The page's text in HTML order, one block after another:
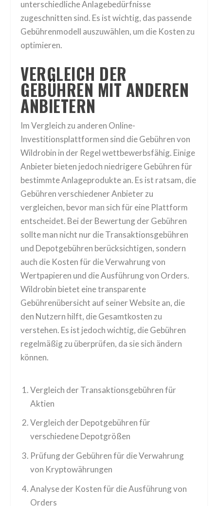
unterschiedliche Anlagebedürfnisse
zugeschnitten sind. Es ist wichtig, das passende
Gebührenmodell auszuwählen, um die Kosten zu
optimieren.
VERGLEICH DER
GEBÜHREN MIT ANDEREN
ANBIETERN
Im Vergleich zu anderen Online-
Investitionsplattformen sind die Gebühren von
Wildrobin in der Regel wettbewerbsfähig. Einige
Anbieter bieten jedoch niedrigere Gebühren für
bestimmte Anlageprodukte an. Es ist ratsam, die
Gebühren verschiedener Anbieter zu
vergleichen, bevor man sich für eine Plattform
entscheidet. Bei der Bewertung der Gebühren
sollte man nicht nur die Transaktionsgebühren
und Depotgebühren berücksichtigen, sondern
auch die Kosten für die Verwahrung von
Wertpapieren und die Ausführung von Orders.
Wildrobin bietet eine transparente
Gebührenübersicht auf seiner Website an, die
den Nutzern hilft, die Gesamtkosten zu
verstehen. Es ist jedoch wichtig, die Gebühren
regelmäßig zu überprüfen, da sie sich ändern
können.
Vergleich der Transaktionsgebühren für
Aktien
Vergleich der Depotgebühren für
verschiedene Depotgrößen
Prüfung der Gebühren für die Verwahrung
von Kryptowährungen
Analyse der Kosten für die Ausführung von
Orders